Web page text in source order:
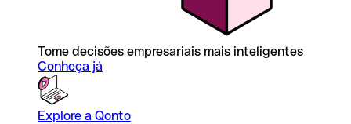
Tome decisões empresariais mais inteligentes
Conheça já
Explore a Qonto